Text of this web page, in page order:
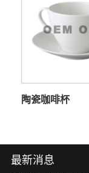
陶瓷咖啡杯
最新消息